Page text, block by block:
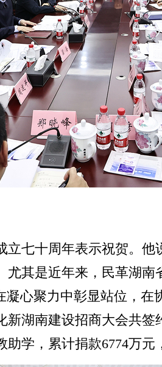
七十周年表示祝贺。
其是近年来，民革湖南
凝心聚力中彰显站位，
湖南建设招商大会共签
学，累计捐款6774万元